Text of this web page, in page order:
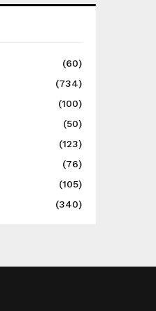
(60)
(734)
(100)
(50)
(123)
(76)
(105)
(340)